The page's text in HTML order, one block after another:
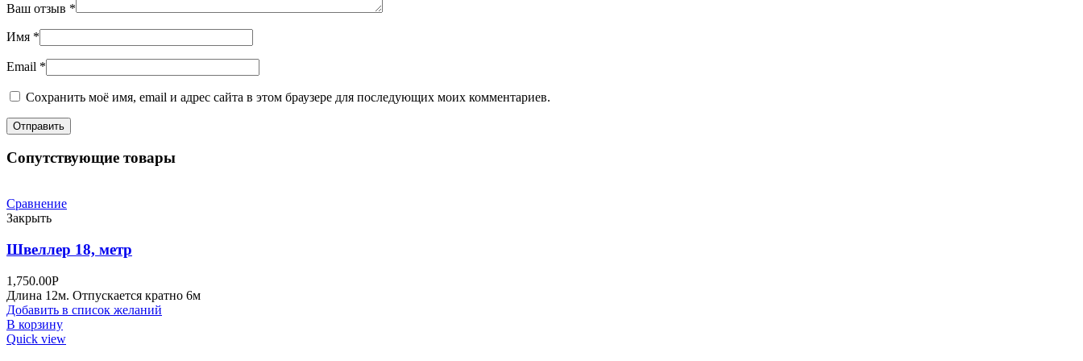
Ваш отзыв *
Имя *
Email *
Сохранить моё имя, email и адрес сайта в этом браузере для последующих моих комментариев.
Сопутствующие товары
Сравнение
Закрыть
Швеллер 18, метр
1,750.00Р
Длина 12м. Отпускается кратно 6м
Добавить в список желаний
В корзину
Quick view